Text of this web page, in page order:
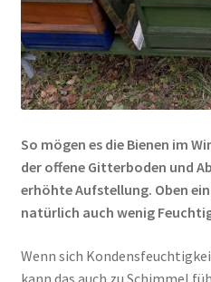
So mögen es die Bienen im
der offene Gitterboden und
erhöhte Aufstellung. Oben
natürlich auch wenig
Wenn sich
kann das auch zu Schimmel